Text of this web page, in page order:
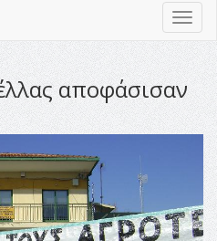
αποφάσισαν